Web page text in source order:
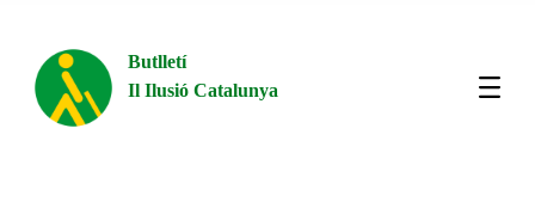
Butlletí
Il Ilusió Catalunya